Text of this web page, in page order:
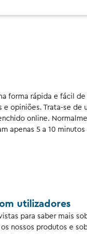
forma rápida e fácil
e opiniões. Trata-se de
online.
apenas 5 a 10 minutos
utilizadores
para saber mais
nossos produtos e